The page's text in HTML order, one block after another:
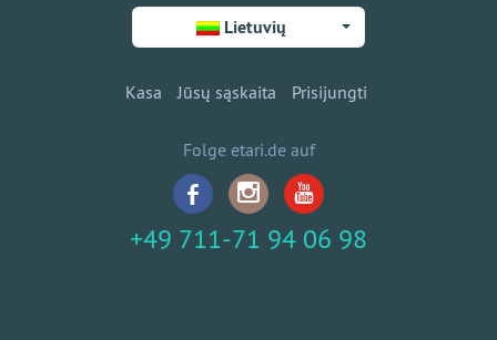
Lietuvių
Kasa Jūsų sąskaita Prisijungti
Folge etari.de auf
+49 711-71 94 06 98